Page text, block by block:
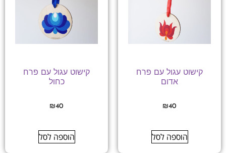
קישוט עגול עם פרח
אדום
₪40
הוספה לסל
קישוט עגול עם פרח
כחול
₪40
הוספה לסל